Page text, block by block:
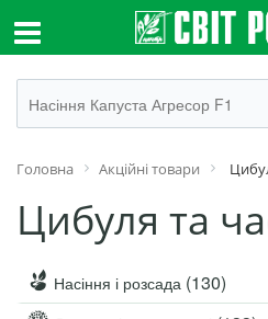
Головна Акційні товари
Цибуля та
Насіння і розсада (130)